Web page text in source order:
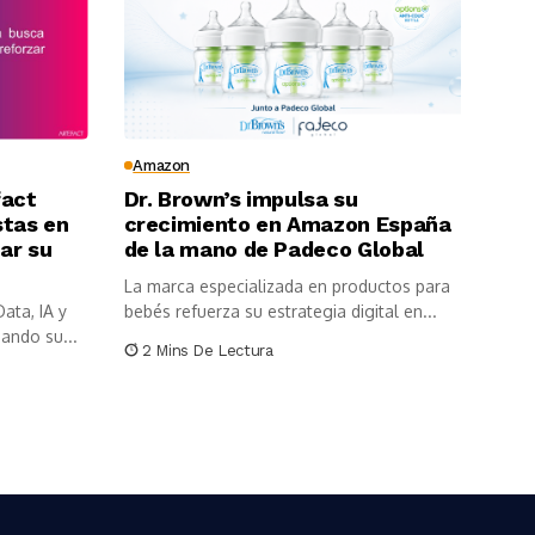
en
su
IA y
su...
Amazon
Dr. Brown’s impulsa su
crecimiento en Amazon España
de la mano de Padeco Global
La marca especializada en productos para
bebés refuerza su estrategia digital en...
2 Mins De Lectura